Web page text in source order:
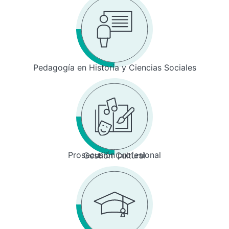
Pedagogía en Historia y Ciencias Sociales
Prosecusión profesional
Gestión Cultural